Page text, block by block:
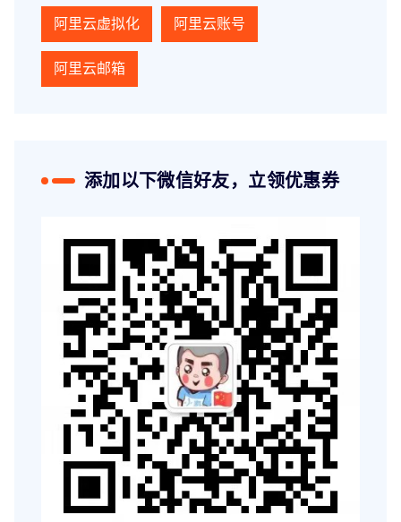
阿里云虚拟化 阿里云账号
阿里云邮箱
添加以下微信好友，立领优惠券